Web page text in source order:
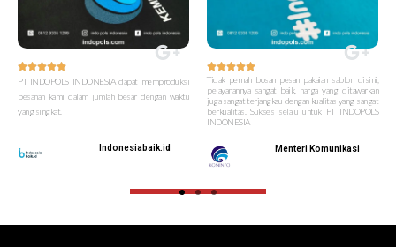

PT INDOPOLS INDONESIA dapat memproduksi
pesanan kami dalam jumlah besar dengan waktu
yang singkat.
Indonesiabaik.id

Tidak pernah bosan pesan pakaian sablon disini,
pelayanannya sangat baik, harga yang ditawarkan
juga sangat terjangkau dengan kualitas yang sangat
berkualitas. Sukses selalu untuk PT INDOPOLS
INDONESIA
Menteri Komunikasi